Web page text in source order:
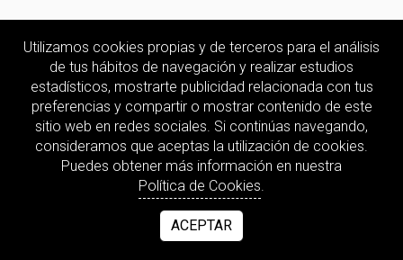
Utilizamos cookies propias y de terceros para el análisis
de tus hábitos de navegación y realizar estudios
estadísticos, mostrarte publicidad relacionada con tus
preferencias y compartir o mostrar contenido de este
sitio web en redes sociales. Si continúas navegando,
consideramos que aceptas la utilización de cookies.
Puedes obtener más información en nuestra
Política de Cookies.
ACEPTAR